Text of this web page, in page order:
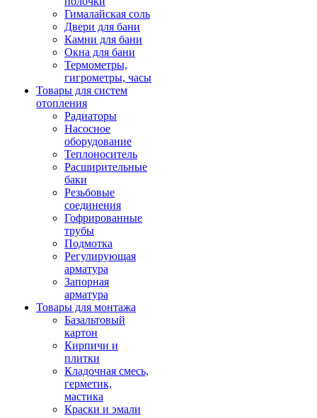
Гималайская соль
Двери для бани
Камни для бани
Окна для бани
Термометры,
гигрометры, часы
Товары для систем
отопления
Радиаторы
Насосное
оборудование
Теплоноситель
Расширительные
баки
Резьбовые
соединения
Гофрированные
трубы
Подмотка
Регулирующая
арматура
Запорная
арматура
Товары для монтажа
Базальтовый
картон
Кирпичи и
плитки
Кладочная смесь,
герметик,
мастика
Краски и эмали